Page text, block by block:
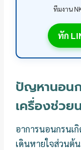
ทีมงาน
ทัก
ปัญหานอน
เครื่องช่วย
อาการนอนกรนเ
เดินหายใจส่วนต้